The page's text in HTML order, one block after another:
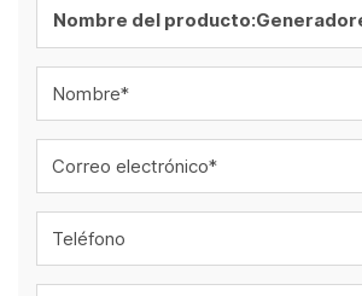
Nombre*
Correo electrónico*
Teléfono